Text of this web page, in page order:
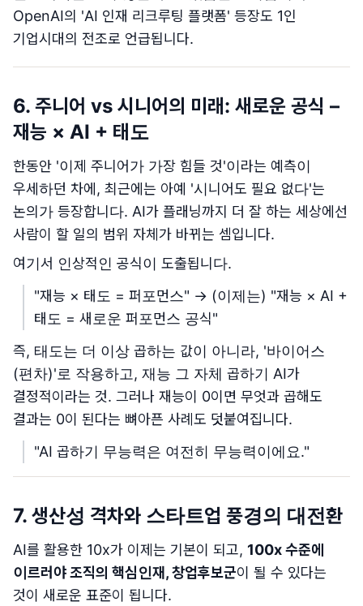
OpenAI의 'AI 인재 리크루팅 플랫폼' 등장도 1인
기업시대의 전조로 언급됩니다.
6. 주니어 vs 시니어의 미래: 새로운 공식 –
재능 × AI + 태도
한동안 '이제 주니어가 가장 힘들 것'이라는 예측이
우세하던 차에, 최근에는 아예 '시니어도 필요 없다'는
논의가 등장합니다. AI가 플래닝까지 더 잘 하는 세상에선
사람이 할 일의 범위 자체가 바뀌는 셈입니다.
여기서 인상적인 공식이 도출됩니다.
"재능 × 태도 = 퍼포먼스" → (이제는) "재능 × AI +
태도 = 새로운 퍼포먼스 공식"
즉, 태도는 더 이상 곱하는 값이 아니라, '바이어스
(편차)'로 작용하고, 재능 그 자체 곱하기 AI가
결정적이라는 것. 그러나 재능이 0이면 무엇과 곱해도
결과는 0이 된다는 뼈아픈 사례도 덧붙여집니다.
"AI 곱하기 무능력은 여전히 무능력이에요."
7. 생산성 격차와 스타트업 풍경의 대전환
AI를 활용한 10x가 이제는 기본이 되고, 100x 수준에
이르러야 조직의 핵심인재, 창업후보군이 될 수 있다는
것이 새로운 표준이 됩니다.